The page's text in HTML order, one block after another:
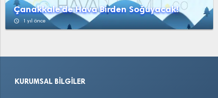
Çanakkale'de Hava Birden Soğuyacak!
access_time 1 yıl önce
KURUMSAL BILGILER